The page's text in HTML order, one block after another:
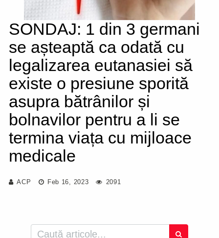
SONDAJ: 1 din 3 germani
se așteaptă ca odată cu
legalizarea eutanasiei să
existe o presiune sporită
asupra bătrânilor și
bolnavilor pentru a li se
termina viața cu mijloace
medicale
ACP Feb 16, 2023 2091